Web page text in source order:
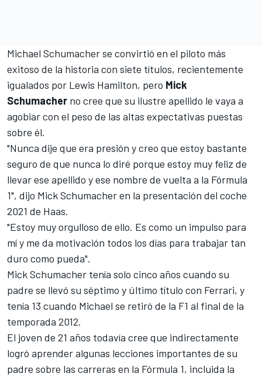
Michael Schumacherse convirtió en el piloto más
exitoso de la historia con siete títulos, recientemente
igualados por Lewis Hamilton, pero Mick
Schumacher no cree que su ilustre apellido le vaya a
agobiar con el peso de las altas expectativas puestas
sobre él.
"Nunca dije que era presión y creo que estoy bastante
seguro de que nunca lo diré porque estoy muy feliz de
llevar ese apellido y ese nombre de vuelta a la Fórmula
1", dijo Mick Schumacher en la presentación del coche
2021 de Haas.
"Estoy muy orgulloso de ello. Es como un impulso para
mí y me da motivación todos los días para trabajar tan
duro como pueda".
Mick Schumacher tenía solo cinco años cuando su
padre se llevó su séptimo y último título con Ferrari, y
tenía 13 cuando Michael se retiró de la F1 al final de la
temporada 2012.
El joven de 21 años todavía cree que indirectamente
logró aprender algunas lecciones importantes de su
padre sobre las carreras en la Fórmula 1, incluida la